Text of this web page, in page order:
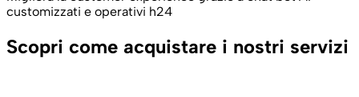
customizzati e operativi h24
Scopri come acquistare i nostri servizi